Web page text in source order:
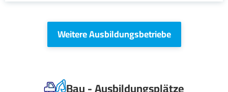
Weitere Ausbildungsbetriebe